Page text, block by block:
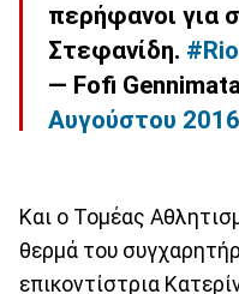
περήφανοι για
Στεφανίδη.
— Fofi
Αυγούστου 2016
Και ο Τομέας
θερμά του
επικοντίστρια